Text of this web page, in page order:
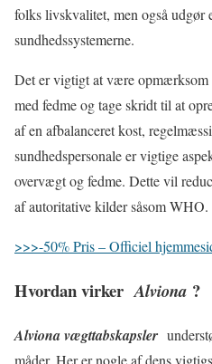
folks livskvalitet, men også
sundhedssystemerne.
Det er vigtigt at være opmærksom
med fedme og tage skridt til at
af en afbalanceret kost,
sundhedspersonale er vigtige
overvægt og fedme. Dette vil
af autoritative kilder såsom WHO.
>>>-50% Pris – Officiel
Hvordan virkerAlviona ?
Alviona vægttabskapsler
måder. Her er nogle af dens